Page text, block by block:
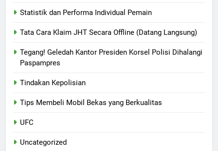
Statistik dan Performa Individual Pemain
Tata Cara Klaim JHT Secara Offline (Datang Langsung)
Tegang! Geledah Kantor Presiden Korsel Polisi Dihalangi
Paspampres
Tindakan Kepolisian
Tips Membeli Mobil Bekas yang Berkualitas
UFC
Uncategorized